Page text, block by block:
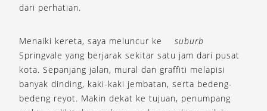
dari perhatian.
Menaiki kereta, saya meluncur ke
suburb
Springvale yang berjarak sekitar satu jam dari pusat
kota. Sepanjang jalan, mural dan graffiti melapisi
banyak dinding, kaki-kaki jembatan, serta bedeng-
bedeng reyot. Makin dekat ke tujuan, penumpang